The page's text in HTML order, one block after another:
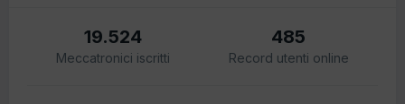
19.524
Meccatronici iscritti
485
Record utenti online